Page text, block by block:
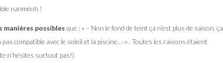
nanméoh !
manières possibles que : « – Non le fond de teint ça n’est plus de saison, ça
compatible avec le soleil et la piscine…-« . Toutes les raisons étaient
n’hésites surtout pas!)